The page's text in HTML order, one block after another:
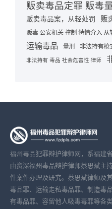
贩卖毒品定罪 贩毒
贩卖毒品案，从轻处罚 贩
贩毒 公安机关 控制 特情介入 从
运输毒品 量刑 非法持有枪
非法持有 毒品 社会危害性 律师
福州毒品犯罪辩护律师网，系福建
由资深福州毒品辩护律师蔡思斌主
件案件办理及研究。蔡思斌律师及
毒品罪、运输走私毒品罪、制造毒
有毒品罪、容留他人吸毒毒罪等各